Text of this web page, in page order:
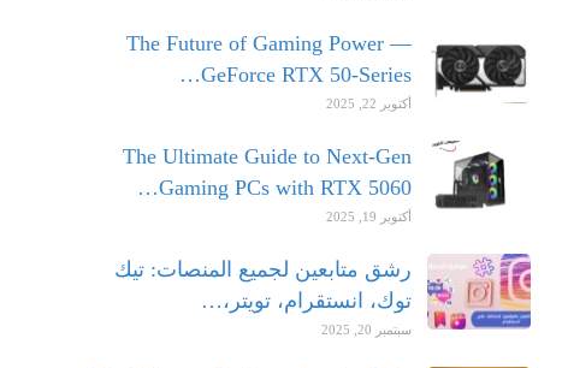
The Future of Gaming Power —
GeForce RTX 50-Series…
أكتوبر 22, 2025
The Ultimate Guide to Next-Gen
Gaming PCs with RTX 5060…
أكتوبر 19, 2025
رشق متابعين لجميع المنصات: تيك
توك، انستقرام، تويتر،…
سبتمبر 20, 2025